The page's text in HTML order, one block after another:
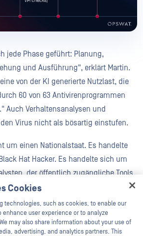
jede Phase geführt: Planung,
und Ausführung", erklärt Martin.
von der KI generierte Nutzlast, die
60 von 63 Antivirenprogrammen
Auch Verhaltensanalysen und
Virus nicht als bösartig einstufen.
um einen Nationalstaat. Es handelte
Hat Hacker. Es handelte sich um
der öffentlich zugängliche Tools
verwendete. Der Schlüssel zum
uneingeschränkte KI-Modelle. Mit
Source-Modellen, die auf Plattformen
Verfügung stehen, können Angreifer
Cookies
technologies, such as cookies, to enable our
user experience or to analyze
may also share information about your use of
advertising, and analytics partners. This
there!
Ozzy, your OPSWAT virtual assistant.
How can I help you secure what's critical